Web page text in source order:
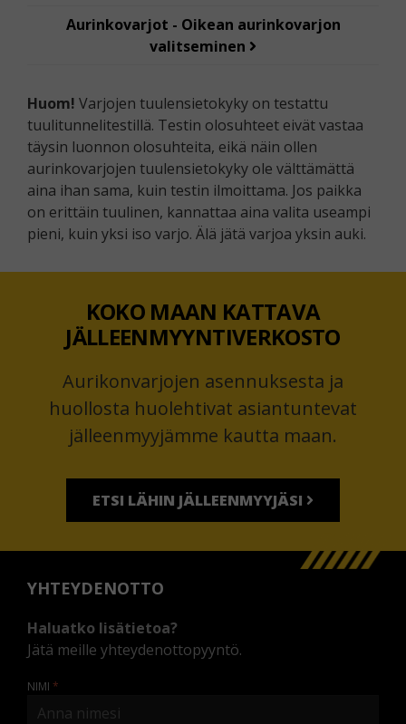
Aurinkovarjot - Oikean aurinkovarjon
valitseminen
Huom! Varjojen tuulensietokyky on testattu
tuulitunnelitestillä. Testin olosuhteet eivät vastaa
täysin luonnon olosuhteita, eikä näin ollen
aurinkovarjojen tuulensietokyky ole välttämättä
aina ihan sama, kuin testin ilmoittama. Jos paikka
on erittäin tuulinen, kannattaa aina valita useampi
pieni, kuin yksi iso varjo. Älä jätä varjoa yksin auki.
KOKO MAAN KATTAVA
JÄLLEENMYYNTIVERKOSTO
Aurikonvarjojen asennuksesta ja
huollosta huolehtivat asiantuntevat
jälleenmyyjämme kautta maan.
ETSI LÄHIN JÄLLEENMYYJÄSI
YHTEYDENOTTO
Haluatko lisätietoa?
Jätä meille yhteydenottopyyntö.
NIMI